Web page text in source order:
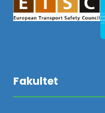
Fakultet